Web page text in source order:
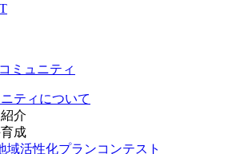
ティについて
介
成
域活性化プランコンテスト